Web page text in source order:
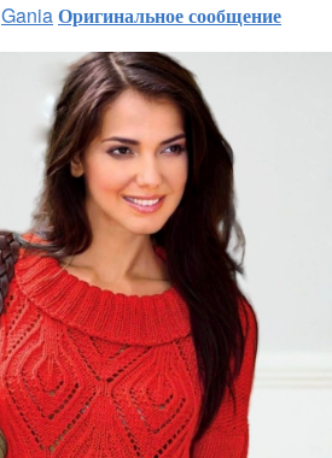
GaniaОригинальное сообщение